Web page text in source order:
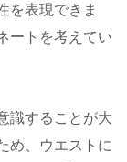
を表現できま
ートを考えてい
識することが大
め、ウエストに